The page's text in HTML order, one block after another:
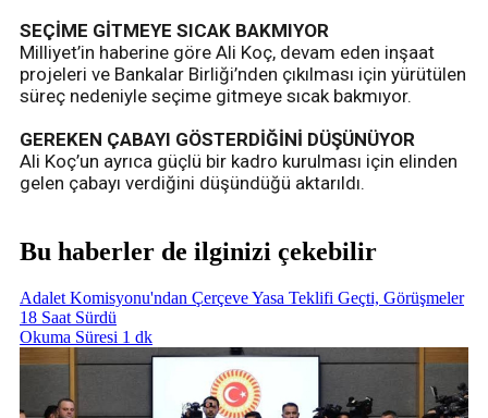
SEÇİME GİTMEYE SICAK BAKMIYOR
Milliyet’in haberine göre Ali Koç, devam eden inşaat
projeleri ve Bankalar Birliği’nden çıkılması için yürütülen
süreç nedeniyle seçime gitmeye sıcak bakmıyor.
GEREKEN ÇABAYI GÖSTERDİĞİNİ DÜŞÜNÜYOR
Ali Koç’un ayrıca güçlü bir kadro kurulması için elinden
gelen çabayı verdiğini düşündüğü aktarıldı.
Bu haberler de ilginizi çekebilir
Adalet Komisyonu'ndan Çerçeve Yasa Teklifi Geçti, Görüşmeler
18 Saat Sürdü
Okuma Süresi 1 dk